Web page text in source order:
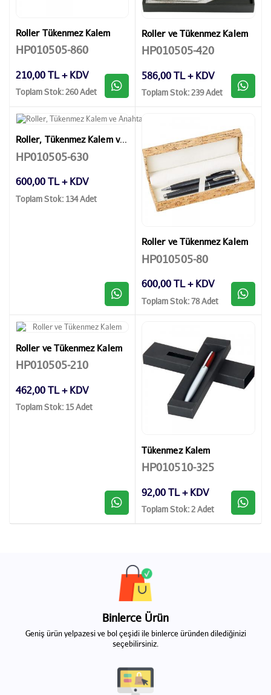
Roller Tükenmez Kalem
HP010505-860
210,00 TL + KDV
Toplam Stok: 260 Adet
Roller ve Tükenmez Kalem
HP010505-420
586,00 TL + KDV
Toplam Stok: 239 Adet
Roller, Tükenmez Kalem ve Anahtarlık
HP010505-630
600,00 TL + KDV
Toplam Stok: 134 Adet
Roller ve Tükenmez Kalem
HP010505-80
600,00 TL + KDV
Toplam Stok: 78 Adet
Roller ve Tükenmez Kalem
HP010505-210
462,00 TL + KDV
Toplam Stok: 15 Adet
Tükenmez Kalem
HP010510-325
92,00 TL + KDV
Toplam Stok: 2 Adet
Binlerce Ürün
Geniş ürün yelpazesi ve bol çeşidi ile binlerce üründen dilediğinizi
seçebilirsiniz.